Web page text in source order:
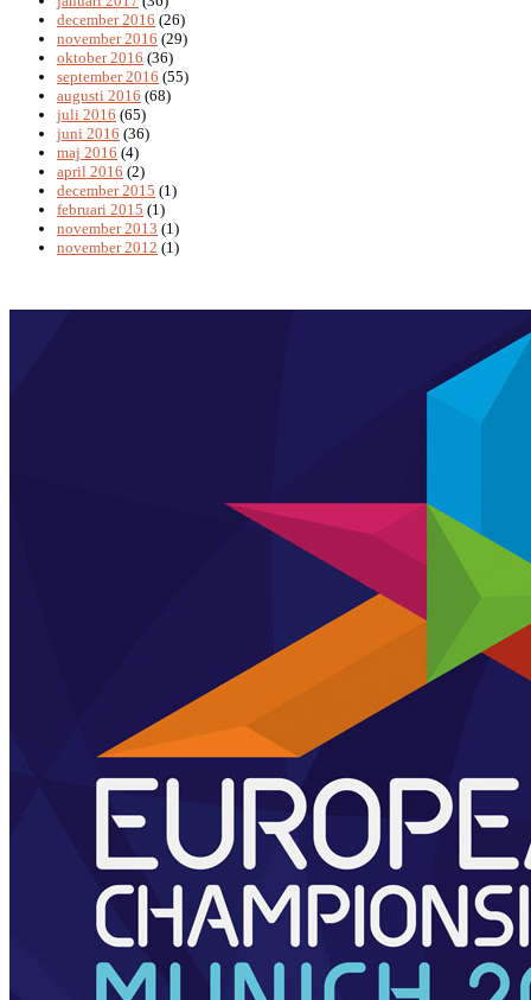
december 2016 (26)
november 2016 (29)
oktober 2016 (36)
september 2016 (55)
augusti 2016 (68)
juli 2016 (65)
juni 2016 (36)
maj 2016 (4)
april 2016 (2)
december 2015 (1)
februari 2015 (1)
november 2013 (1)
november 2012 (1)